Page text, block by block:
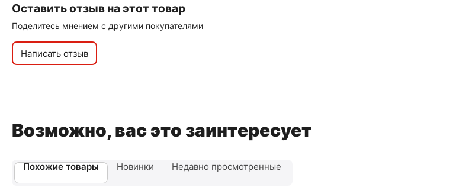
Оставить отзыв на этот товар
Поделитесь мнением с другими покупателями
Написать отзыв
Возможно, вас это заинтересует
Похожие товары Новинки Недавно просмотренные